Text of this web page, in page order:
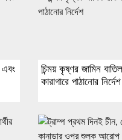
এবং
চিন্ময় কৃষ্ণর জামিন
কারাগারে পাঠানোর নির্দেশ